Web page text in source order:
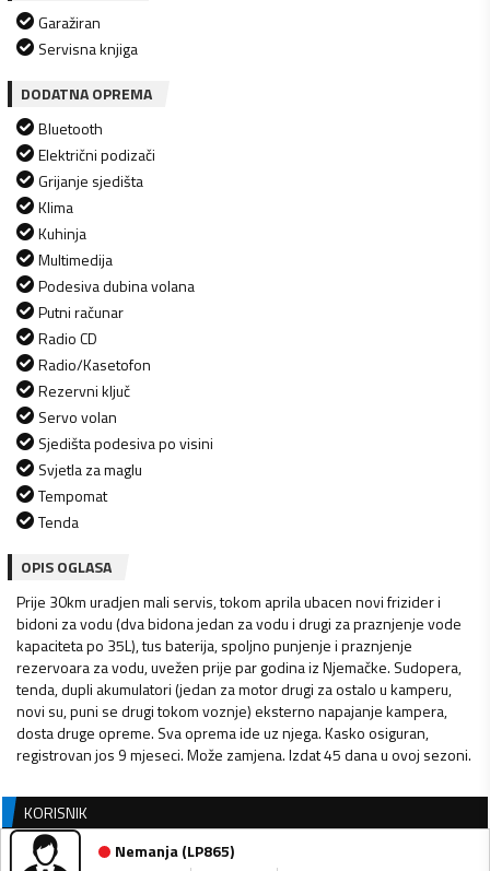
Garažiran
Servisna knjiga
DODATNA OPREMA
Bluetooth
Električni podizači
Grijanje sjedišta
Klima
Kuhinja
Multimedija
Podesiva dubina volana
Putni računar
Radio CD
Radio/Kasetofon
Rezervni ključ
Servo volan
Sjedišta podesiva po visini
Svjetla za maglu
Tempomat
Tenda
OPIS OGLASA
Prije 30km uradjen mali servis, tokom aprila ubacen novi frizider i
bidoni za vodu (dva bidona jedan za vodu i drugi za praznjenje vode
kapaciteta po 35L), tus baterija, spoljno punjenje i praznjenje
rezervoara za vodu, uvežen prije par godina iz Njemačke. Sudopera,
tenda, dupli akumulatori (jedan za motor drugi za ostalo u kamperu,
novi su, puni se drugi tokom voznje) eksterno napajanje kampera,
dosta druge opreme. Sva oprema ide uz njega. Kasko osiguran,
registrovan jos 9 mjeseci. Može zamjena. Izdat 45 dana u ovoj sezoni.
KORISNIK
Nemanja(LP865)